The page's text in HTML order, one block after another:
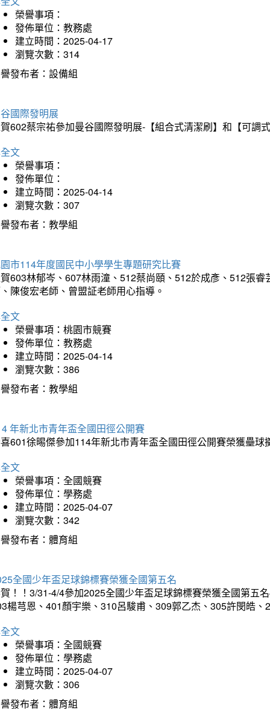
榮譽事項：
發佈單位：教務處
建立時間：2025-04-17
瀏覽次數：314
發布者：設備組
國際發明展
602蔡宗祐參加曼谷國際發明展-【組合式清潔刷】和【可調
文
榮譽事項：
發佈單位：
建立時間：2025-04-14
瀏覽次數：307
發布者：教學組
市114年度國民中小學學生專題研究比賽
603林郁岑、607林雨潼、512蔡尚頤、512於成彥、512張
陳俊宏老師、曾盟証老師用心指導。
文
榮譽事項：桃園市競賽
發佈單位：教務處
建立時間：2025-04-14
瀏覽次數：386
發布者：教學組
年新北市青年盃全國田徑公開賽
601徐晹傑參加114年新北市青年盃全國田徑公開賽榮獲壘
文
榮譽事項：全國競賽
發佈單位：學務處
建立時間：2025-04-07
瀏覽次數：342
發布者：體育組
全國少年盃足球錦標賽榮獲全國第五名
！！3/31-4/4參加2025全國少年盃足球錦標賽榮獲全國第五
楊芎恩、401顏宇樂、310呂駿甫、309郭乙杰、305許閔皓
文
榮譽事項：全國競賽
發佈單位：學務處
建立時間：2025-04-07
瀏覽次數：306
發布者：體育組